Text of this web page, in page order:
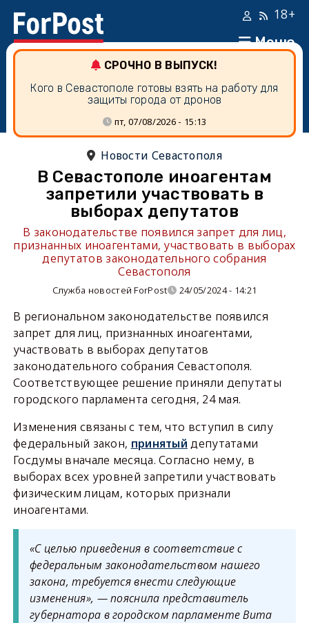
Меню
18+
СРОЧНО В ВЫПУСК!
Кого в Севастополе готовы взять на работу для
защиты города от дронов
пт, 07/08/2026 - 15:13
Новости Севастополя
В Севастополе иноагентам
запретили участвовать в
выборах депутатов
В законодательстве появился запрет для лиц,
признанных иноагентами, участвовать в выборах
депутатов законодательного собрания
Севастополя
Служба новостей ForPost 24/05/2024 - 14:21
В региональном законодательстве появился
запрет для лиц, признанных иноагентами,
участвовать в выборах депутатов
законодательного собрания Севастополя.
Соответствующее решение приняли депутаты
городского парламента сегодня, 24 мая.
Изменения связаны с тем, что вступил в силу
федеральный закон, принятый депутатами
Госдумы вначале месяца. Согласно нему, в
выборах всех уровней запретили участвовать
физическим лицам, которых признали
иноагентами.
«С целью приведения в соответствие с
федеральным законодательством нашего
закона, требуется внести следующие
изменения», — пояснила представитель
губернатора в городском парламенте Вита